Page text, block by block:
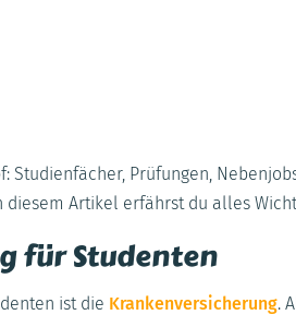
Studienfächer, Prüfungen,
Artikel erfährst du alles
für Studenten
ist die Krankenversicherung.